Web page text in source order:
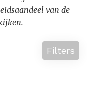
van de
Filters